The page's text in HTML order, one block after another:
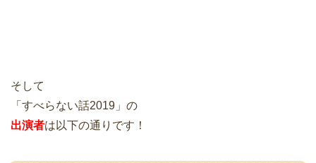
そして
「すべらない話2019」の
出演者は以下の通りです！